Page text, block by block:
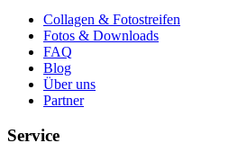
Collagen & Fotostreifen
Fotos & Downloads
FAQ
Blog
Über uns
Partner
Service